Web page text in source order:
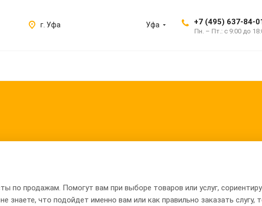
Уфа +7 (495) 637-84-
Пн. – Пт.: с 9:00 до
г. Уфа
по продажам. Помогут вам при выборе товаров или услуг,
знаете, что подойдет именно вам или как правильно заказать слугу,